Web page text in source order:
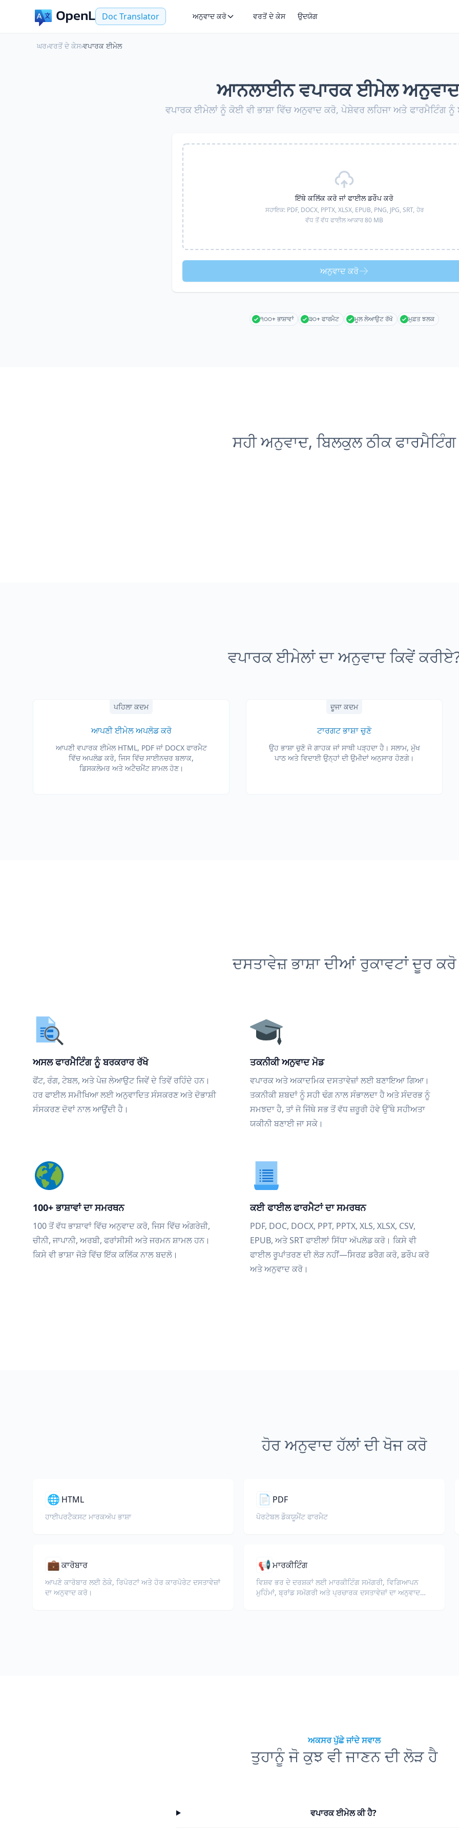
Doc Translator ਅਨੁਵਾਦ ਕਰੋ ਵਰਤੋਂ ਦੇ ਕੇਸ ਉਦਯੋਗ
ਘਰ›ਵਰਤੋਂ ਦੇ ਕੇਸ›ਵਪਾਰਕ ਈਮੇਲ
ਆਨਲਾਈਨ ਵਪਾਰਕ ਈਮੇਲ
ਵਪਾਰਕ ਈਮੇਲਾਂ ਨੂੰ ਕੋਈ ਵੀ ਭਾਸ਼ਾ ਵਿੱਚ ਅਨੁਵਾਦ ਕਰੋ, ਪੇਸ਼ੇਵਰ ਲਹਿਜਾ ਅਤੇ ਫਾਰਮੈਟਿੰਗ
ਇੱਥੇ ਕਲਿੱਕ ਕਰੋ ਜਾਂ ਫਾਈਲ ਡਰੌਪ ਕਰੋ
ਸਹਾਇਕ: PDF, DOCX, PPTX, XLSX, EPUB, PNG, JPG, SRT, ਹੋਰ
ਵੱਧ ਤੋਂ ਵੱਧ ਫਾਈਲ ਆਕਾਰ 80 MB
ਅਨੁਵਾਦ ਕਰੋ
੧੦੦+ ਭਾਸ਼ਾਵਾਂ ੩੦+ ਫਾਰਮੈਟ ਮੂਲ ਲੇਆਉਟ ਰੱਖੋ ਮੁਫ਼ਤ ਝਲਕ
ਸਹੀ ਅਨੁਵਾਦ, ਬਿਲਕੁਲ ਠੀਕ ਫਾਰਮੈਟਿੰਗ
ਵਪਾਰਕ ਈਮੇਲਾਂ ਦਾ ਅਨੁਵਾਦ ਕਿਵੇਂ
ਪਹਿਲਾ ਕਦਮ
ਆਪਣੀ ਈਮੇਲ ਅਪਲੋਡ ਕਰੋ
ਆਪਣੀ ਵਪਾਰਕ ਈਮੇਲ HTML, PDF ਜਾਂ DOCX ਫਾਰਮੈਟ
ਵਿੱਚ ਅਪਲੋਡ ਕਰੋ, ਜਿਸ ਵਿੱਚ ਸਾਈਨਚਰ ਬਲਾਕ,
ਡਿਸਕਲੇਮਰ ਅਤੇ ਅਟੈਚਮੈਂਟ ਸ਼ਾਮਲ ਹੋਣ।
ਦੂਜਾ ਕਦਮ
ਟਾਰਗਟ ਭਾਸ਼ਾ ਚੁਣੋ
ਉਹ ਭਾਸ਼ਾ ਚੁਣੋ ਜੋ ਗਾਹਕ ਜਾਂ ਸਾਥੀ ਪੜ੍ਹਦਾ ਹੈ। ਸਲਾਮ, ਮੁੱਖ
ਪਾਠ ਅਤੇ ਵਿਦਾਈ ਉਨ੍ਹਾਂ ਦੀ ਉਮੀਦਾਂ ਅਨੁਸਾਰ ਹੋਣਗੇ।
ਦਸਤਾਵੇਜ਼ ਭਾਸ਼ਾ ਦੀਆਂ ਰੁਕਾਵਟਾਂ ਦੂਰ ਕਰੋ
ਅਸਲ ਫਾਰਮੈਟਿੰਗ ਨੂੰ ਬਰਕਰਾਰ ਰੱਖੋ
ਫੋਂਟ, ਰੰਗ, ਟੇਬਲ, ਅਤੇ ਪੇਜ਼ ਲੇਆਉਟ ਜਿਵੇਂ ਦੇ ਤਿਵੇਂ ਰਹਿੰਦੇ ਹਨ।
ਹਰ ਫਾਈਲ ਸਮੀਖਿਆ ਲਈ ਅਨੁਵਾਦਿਤ ਸੰਸਕਰਣ ਅਤੇ ਦੋਭਾਸ਼ੀ
ਸੰਸਕਰਣ ਦੋਵਾਂ ਨਾਲ ਆਉਂਦੀ ਹੈ।
ਤਕਨੀਕੀ ਅਨੁਵਾਦ ਮੋਡ
ਵਪਾਰਕ ਅਤੇ ਅਕਾਦਮਿਕ ਦਸਤਾਵੇਜ਼ਾਂ ਲਈ ਬਣਾਇਆ ਗਿਆ।
ਤਕਨੀਕੀ ਸ਼ਬਦਾਂ ਨੂੰ ਸਹੀ ਢੰਗ ਨਾਲ ਸੰਭਾਲਦਾ ਹੈ ਅਤੇ ਸੰਦਰਭ ਨੂੰ
ਸਮਝਦਾ ਹੈ, ਤਾਂ ਜੋ ਜਿੱਥੇ ਸਭ ਤੋਂ ਵੱਧ ਜ਼ਰੂਰੀ ਹੋਵੇ ਉੱਥੇ ਸਹੀਅਤਾ
ਯਕੀਨੀ ਬਣਾਈ ਜਾ ਸਕੇ।
100+ ਭਾਸ਼ਾਵਾਂ ਦਾ ਸਮਰਥਨ
100 ਤੋਂ ਵੱਧ ਭਾਸ਼ਾਵਾਂ ਵਿੱਚ ਅਨੁਵਾਦ ਕਰੋ, ਜਿਸ ਵਿੱਚ ਅੰਗਰੇਜ਼ੀ,
ਚੀਨੀ, ਜਾਪਾਨੀ, ਅਰਬੀ, ਫਰਾਂਸੀਸੀ ਅਤੇ ਜਰਮਨ ਸ਼ਾਮਲ ਹਨ।
ਕਿਸੇ ਵੀ ਭਾਸ਼ਾ ਜੋੜੇ ਵਿੱਚ ਇੱਕ ਕਲਿੱਕ ਨਾਲ ਬਦਲੋ।
ਕਈ ਫਾਈਲ ਫਾਰਮੈਟਾਂ ਦਾ ਸਮਰਥਨ
PDF, DOC, DOCX, PPT, PPTX, XLS, XLSX, CSV,
EPUB, ਅਤੇ SRT ਫਾਈਲਾਂ ਸਿੱਧਾ ਅੱਪਲੋਡ ਕਰੋ। ਕਿਸੇ ਵੀ
ਫਾਈਲ ਰੂਪਾਂਤਰਣ ਦੀ ਲੋੜ ਨਹੀਂ—ਸਿਰਫ਼ ਡਰੈਗ ਕਰੋ, ਡਰੌਪ ਕਰੋ
ਅਤੇ ਅਨੁਵਾਦ ਕਰੋ।
ਹੋਰ ਅਨੁਵਾਦ ਹੱਲਾਂ ਦੀ ਖੋਜ ਕਰੋ
🌐 HTML
ਹਾਈਪਰਟੈਕਸਟ ਮਾਰਕਅੱਪ ਭਾਸ਼ਾ
📄 PDF
ਪੋਰਟੇਬਲ ਡੌਕਯੂਮੈਂਟ ਫਾਰਮੈਟ
💼ਕਾਰੋਬਾਰ
ਆਪਣੇ ਕਾਰੋਬਾਰ ਲਈ ਠੇਕੇ, ਰਿਪੋਰਟਾਂ ਅਤੇ ਹੋਰ ਕਾਰਪੋਰੇਟ ਦਸਤਾਵੇਜ਼ਾਂ
ਦਾ ਅਨੁਵਾਦ ਕਰੋ।
📢ਮਾਰਕੀਟਿੰਗ
ਵਿਸ਼ਵ ਭਰ ਦੇ ਦਰਸ਼ਕਾਂ ਲਈ ਮਾਰਕੀਟਿੰਗ ਸਮੱਗਰੀ, ਵਿਗਿਆਪਨ
ਮੁਹਿੰਮਾਂ, ਬ੍ਰਾਂਡ ਸਮੱਗਰੀ ਅਤੇ ਪ੍ਰਚਾਰਕ ਦਸਤਾਵੇਜ਼ਾਂ ਦਾ ਅਨੁਵਾਦ
ਅਕਸਰ ਪੁੱਛੇ ਜਾਂਦੇ ਸਵਾਲ
ਤੁਹਾਨੂੰ ਜੋ ਕੁਝ ਵੀ ਜਾਣਨ ਦੀ ਲੋੜ ਹੈ
ਵਪਾਰਕ ਈਮੇਲ ਕੀ ਹੈ?